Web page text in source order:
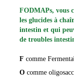
FODMAPs, vous
les glucides à
intestin et qui
de troubles
F comme
O comme